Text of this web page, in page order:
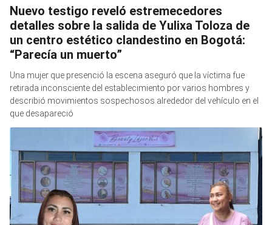
Nuevo testigo reveló estremecedores
detalles sobre la salida de Yulixa Toloza de
un centro estético clandestino en Bogotá:
“Parecía un muerto”
Una mujer que presenció la escena aseguró que la víctima fue
retirada inconsciente del establecimiento por varios hombres y
describió movimientos sospechosos alrededor del vehículo en el
que desapareció